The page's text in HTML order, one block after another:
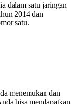
dalam satu jaringan
2014 dan
satu.
menemukan dan
bisa mendapatkan